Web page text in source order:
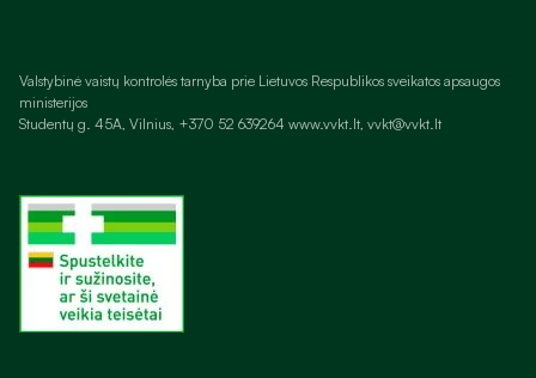
Valstybinė vaistų kontrolės tarnyba prie Lietuvos Respublikos sveikatos apsaugos
ministerijos
Studentų g. 45A, Vilnius, +370 52 639264 www.vvkt.lt, vvkt@vvkt.lt